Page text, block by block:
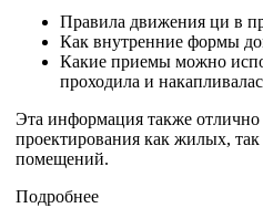
Правила движения ци в
Как внутренние формы
Какие приемы можно
проходила и
Эта информация также отлично
проектирования как жилых,
помещений.
Подробнее